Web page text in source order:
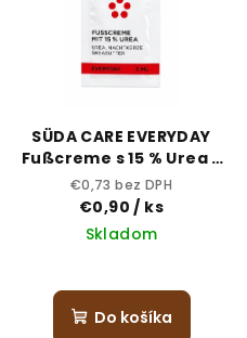
vo
SÜDA CARE EVERYDAY
Fußcreme s 15 % Urea -
5 ml vzorka
€0,73 bez DPH
€0,90/ ks
Skladom
Do košíka